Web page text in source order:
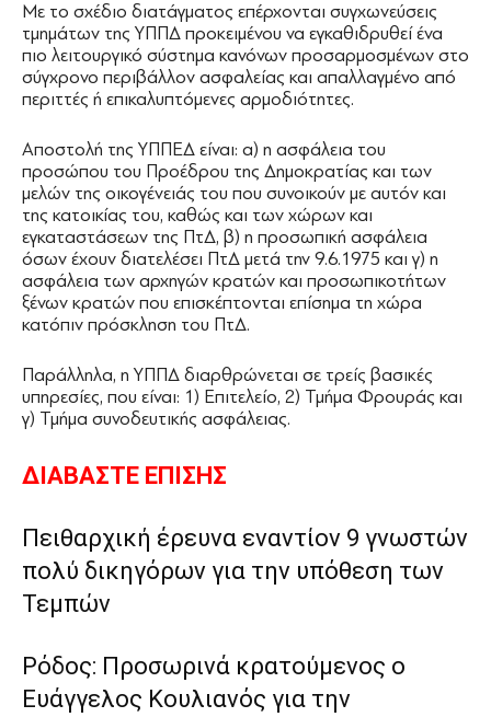
Με το σχέδιο διατάγματος επέρχονται συγχωνεύσεις
τμημάτων της ΥΠΠΔ προκειμένου να εγκαθιδρυθεί ένα
πιο λειτουργικό σύστημα κανόνων προσαρμοσμένων στο
σύγχρονο περιβάλλον ασφαλείας και απαλλαγμένο από
περιττές ή επικαλυπτόμενες αρμοδιότητες.
Αποστολή της ΥΠΠΕΔ είναι: α) η ασφάλεια του
προσώπου του Προέδρου της Δημοκρατίας και των
μελών της οικογένειάς του που συνοικούν με αυτόν και
της κατοικίας του, καθώς και των χώρων και
εγκαταστάσεων της ΠτΔ, β) η προσωπική ασφάλεια
όσων έχουν διατελέσει ΠτΔ μετά την 9.6.1975 και γ) η
ασφάλεια των αρχηγών κρατών και προσωπικοτήτων
ξένων κρατών που επισκέπτονται επίσημα τη χώρα
κατόπιν πρόσκληση του ΠτΔ.
Παράλληλα, η ΥΠΠΔ διαρθρώνεται σε τρείς βασικές
υπηρεσίες, που είναι: 1) Επιτελείο, 2) Τμήμα Φρουράς και
γ) Τμήμα συνοδευτικής ασφάλειας.
ΔΙΑΒΑΣΤΕ ΕΠΙΣΗΣ
Πειθαρχική έρευνα εναντίον 9 γνωστών
πολύ δικηγόρων για την υπόθεση των
Τεμπών
Ρόδος: Προσωρινά κρατούμενος ο
Ευάγγελος Κουλιανός για την